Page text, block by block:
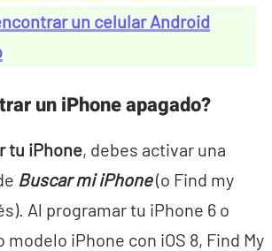
un celular Android
un iPhone apagado?
tu iPhone, debes activar una
Buscar mi iPhone(o Find my
Al programar tu iPhone 6 o
iPhone con iOS 8, Find My